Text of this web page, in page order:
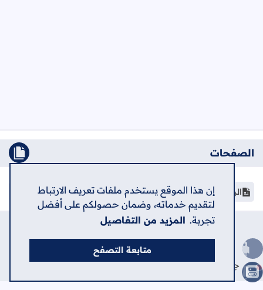
إن هذا الموقع يستخدم ملفات تعريف الارتباط
لتقديم خدماته، وضمان حصولكم على أفضل
تجربة. المزيد من التفاصيل
متابعة التصفح
الصفحات
الرئيسية
جميع الحقوق محفوظة ©2026منصة الشامل الإلكترونية
اعلن في الشامل
الصعود للأعلى